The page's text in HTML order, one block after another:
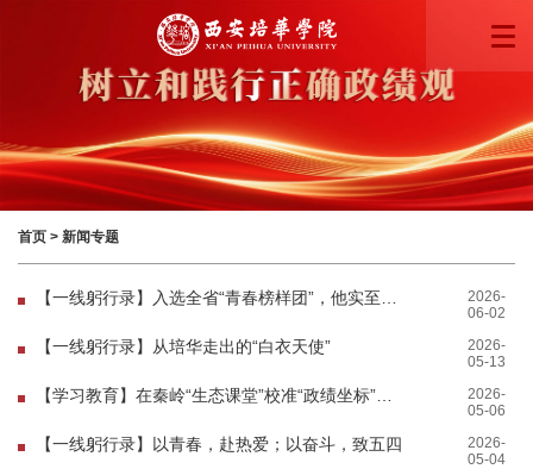
首页 > 新闻专题
2026-
06-02
【一线躬行录】从培华走出的“白衣天使”
2026-
05-13
2026-
05-06
【一线躬行录】以青春，赴热爱；以奋斗，致五四
2026-
05-04